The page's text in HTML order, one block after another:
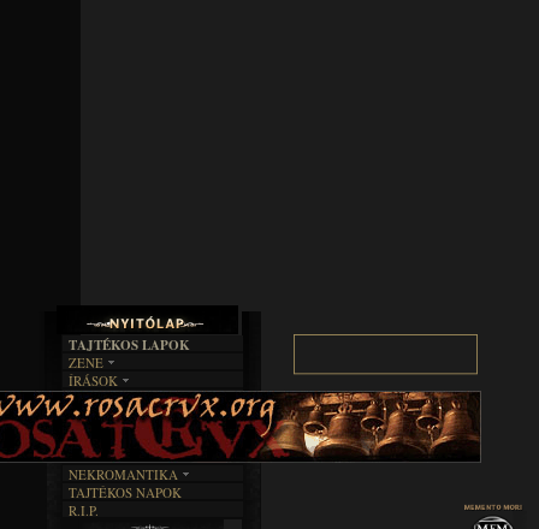
TAJTÉKOS LAPOK
ZENE
EGYÜTTESEK
INTERJÚK
FORDÍTÁSOK
DALSZÖVEGEK
ÍRÁSOK
IRODALOM
FILM
MŰVÉSZET
ÍRÁSTÖRTÉNET
BOSZORKÁNYKONYHA
FEKETE HUMOR
KÉPES
SZÖVEGES
RENDEZVÉNYEK
NEKROMANTIKA
AKTUÁLIS
A MÚLT
TAJTÉKOS NAPOK
R.I.P.